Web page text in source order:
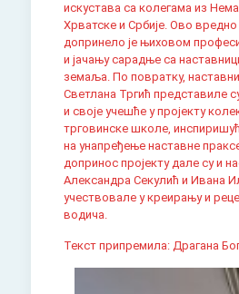
искустава са колегама из
Хрватске и Србије. Ово вредно
допринело је њиховом
и јачању сарадње са
земаља. По повратку,
Светлана Тргић представиле
и своје учешће у пројекту
трговинске школе,
на унапређење наставне
допринос пројекту дале су и
Александра Секулић и Ивана
учествовале у креирању и
водича.
Текст припремила: Драгана